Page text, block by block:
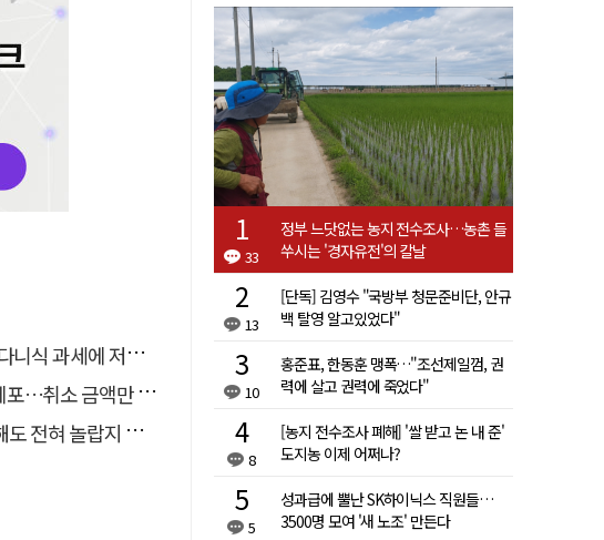
세에 저항 잇따라
금액만 400억 원
혀 놀랍지 않아"
33
정부 느닷없는 농지 전수조사…농촌 들
쑤시는 '경자유전'의 칼날
13
[단독] 김영수 "국방부 청문준비단, 안규
백 탈영 알고있었다"
10
홍준표, 한동훈 맹폭…"조선제일껌, 권
력에 살고 권력에 죽었다"
8
[농지 전수조사 폐해] '쌀 받고 논 내 준'
도지농 이제 어쩌나?
5
성과급에 뿔난 SK하이닉스 직원들…
3500명 모여 '새 노조' 만든다